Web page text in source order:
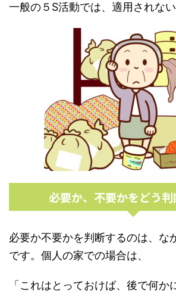
一般の５S活動では、適用されない
必要か、不要かをどう
必要か不要かを判断するのは、な
です。個人の家での場合は、
「これはとっておけば、後で何か